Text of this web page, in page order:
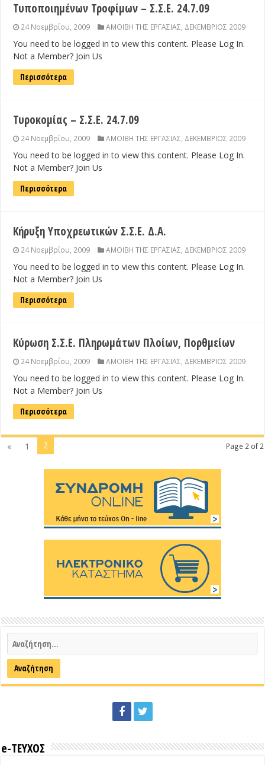
Τυποποιημένων Τροφίμων – Σ.Σ.Ε. 24.7.09
24 Νοεμβρίου, 2009 ΑΜΟΙΒΗ ΤΗΣ ΕΡΓΑΣΙΑΣ, ΔΕΚΕΜΒΡΙΟΣ 2009
You need to be logged in to view this content. Please Log In.
Not a Member? Join Us
Περισσότερα
Τυροκομίας – Σ.Σ.Ε. 24.7.09
24 Νοεμβρίου, 2009 ΑΜΟΙΒΗ ΤΗΣ ΕΡΓΑΣΙΑΣ, ΔΕΚΕΜΒΡΙΟΣ 2009
You need to be logged in to view this content. Please Log In.
Not a Member? Join Us
Περισσότερα
Κήρυξη Υποχρεωτικών Σ.Σ.Ε. Δ.Α.
24 Νοεμβρίου, 2009 ΑΜΟΙΒΗ ΤΗΣ ΕΡΓΑΣΙΑΣ, ΔΕΚΕΜΒΡΙΟΣ 2009
You need to be logged in to view this content. Please Log In.
Not a Member? Join Us
Περισσότερα
Κύρωση Σ.Σ.Ε. Πληρωμάτων Πλοίων, Πορθμείων
24 Νοεμβρίου, 2009 ΑΜΟΙΒΗ ΤΗΣ ΕΡΓΑΣΙΑΣ, ΔΕΚΕΜΒΡΙΟΣ 2009
You need to be logged in to view this content. Please Log In.
Not a Member? Join Us
Περισσότερα
Page 2 of 2
« 1 2
e-ΤΕΥΧΟΣ